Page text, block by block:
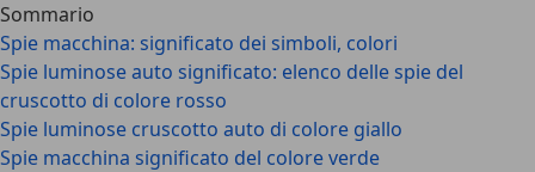
Sommario
Spie macchina: significato dei simboli, colori
Spie luminose auto significato: elenco delle spie del
cruscotto di colore rosso
Spie luminose cruscotto auto di colore giallo
Spie macchina significato del colore verde